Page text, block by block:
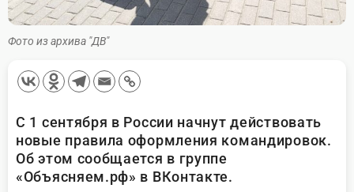
Фото из архива "ДВ"
С 1 сентября в России начнут действовать
новые правила оформления командировок.
Об этом сообщается в группе
«Объясняем.рф» в ВКонтакте.